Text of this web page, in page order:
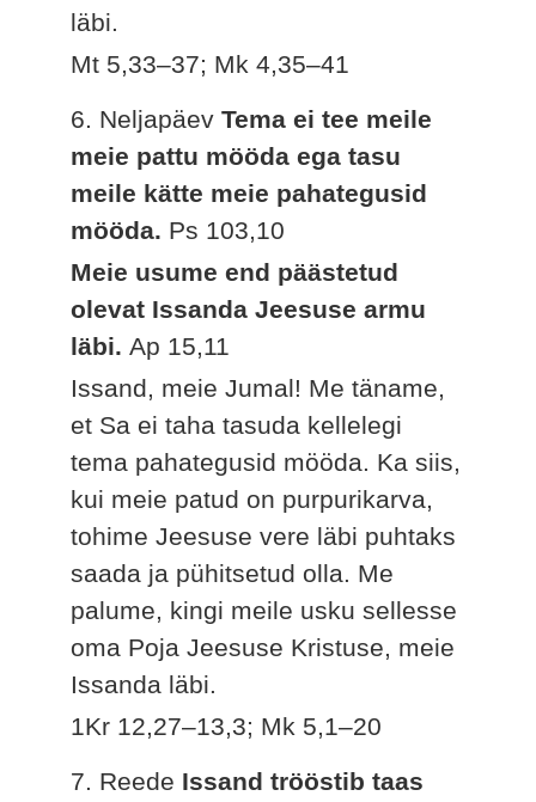
läbi.
Mt 5,33–37; Mk 4,35–41
6. NeljapäevTema ei tee meile
meie pattu mööda ega tasu
meile kätte meie pahategusid
mööda. Ps 103,10
Meie usume end päästetud
olevat Issanda Jeesuse armu
läbi.Ap 15,11
Issand, meie Jumal! Me täname,
et Sa ei taha tasuda kellelegi
tema pahategusid mööda. Ka siis,
kui meie patud on purpurikarva,
tohime Jeesuse vere läbi puhtaks
saada ja pühitsetud olla. Me
palume, kingi meile usku sellesse
oma Poja Jeesuse Kristuse, meie
Issanda läbi.
1Kr 12,27–13,3; Mk 5,1–20
7. Reede Issand trööstib taas